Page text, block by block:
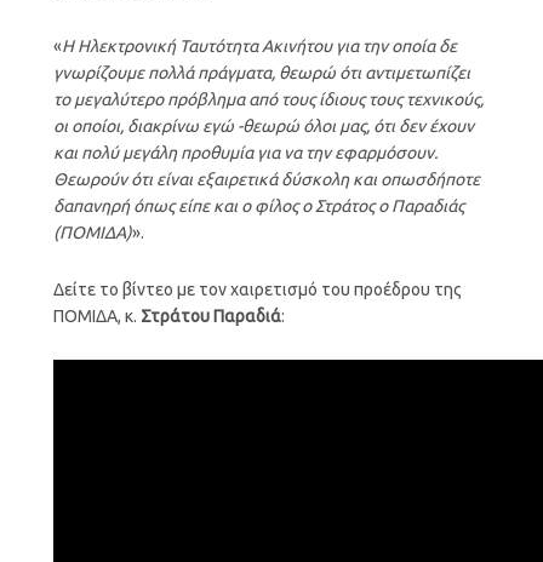
«Η Ηλεκτρονική Ταυτότητα Ακινήτου για την οποία δε
γνωρίζουμε πολλά πράγματα, θεωρώ ότι αντιμετωπίζει
το μεγαλύτερο πρόβλημα από τους ίδιους τους τεχνικούς,
οι οποίοι, διακρίνω εγώ -θεωρώ όλοι μας, ότι δεν έχουν
και πολύ μεγάλη προθυμία για να την εφαρμόσουν.
Θεωρούν ότι είναι εξαιρετικά δύσκολη και οπωσδήποτε
δαπανηρή όπως είπε και ο φίλος ο Στράτος ο Παραδιάς
(ΠΟΜΙΔΑ)».
Δείτε το βίντεο με τον χαιρετισμό του προέδρου της
ΠΟΜΙΔΑ, κ. Στράτου Παραδιά: